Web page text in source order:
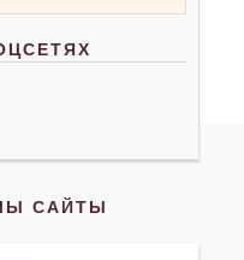
САЙТЫ